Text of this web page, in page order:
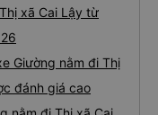
xã Cai Lậy từ
Giường nằm đi Thị
đánh giá cao